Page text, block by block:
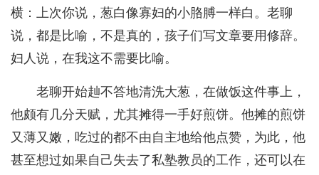
横：上次你说，葱白像寡妇的小胳膊一样白。老聊
说，都是比喻，不是真的，孩子们写文章要用修辞。
妇人说，在我这不需要比喻。
老聊开始赸不答地清洗大葱，在做饭这件事上，
他颇有几分天赋，尤其摊得一手好煎饼。他摊的煎饼
又薄又嫩，吃过的都不由自主地给他点赞，为此，他
甚至想过如果自己失去了私塾教员的工作，还可以在